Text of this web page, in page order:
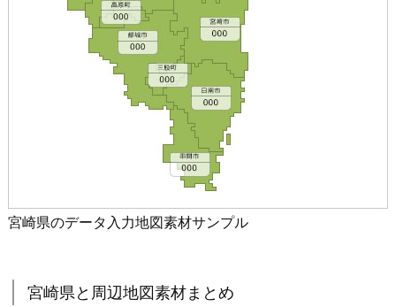
宮崎県のデータ入力地図素材サンプル
宮崎県と周辺地図素材まとめ